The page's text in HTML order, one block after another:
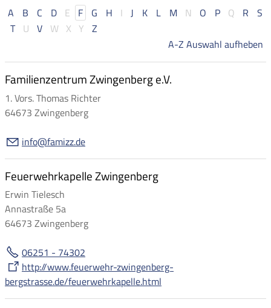
A B C D E F G H I J K L M N O P Q R
S
T U V W X Y Z
A-Z Auswahl aufheben
Familienzentrum Zwingenberg e.V.
1. Vors. Thomas Richter
64673 Zwingenberg
nf
f mzzd
Feuerwehrkapelle Zwingenberg
Erwin Tielesch
Annastraße 5a
64673 Zwingenberg
06251 - 74302
http://www.feuerwehr-zwingenberg-
bergstrasse.de/feuerwehrkapelle.html